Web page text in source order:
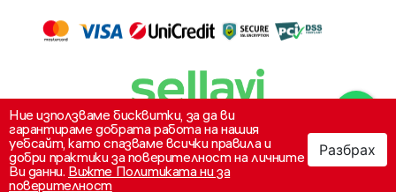
Категории
Свържете се с
Моят профил
0
Ние използваме бисквитки, за да ви
гарантираме добрата работа на нашия
уебсайт, като спазваме всички правила и
добри практики за поверителност на личните
Ви данни. Вижте Политиката ни за
поверителност
Разбрах